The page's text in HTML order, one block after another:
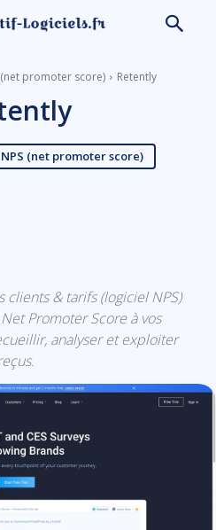
(net promoter score) Retently
(net promoter score)
clients & tarifs (logiciel NPS)
Promoter Score à vos
analyser et exploiter